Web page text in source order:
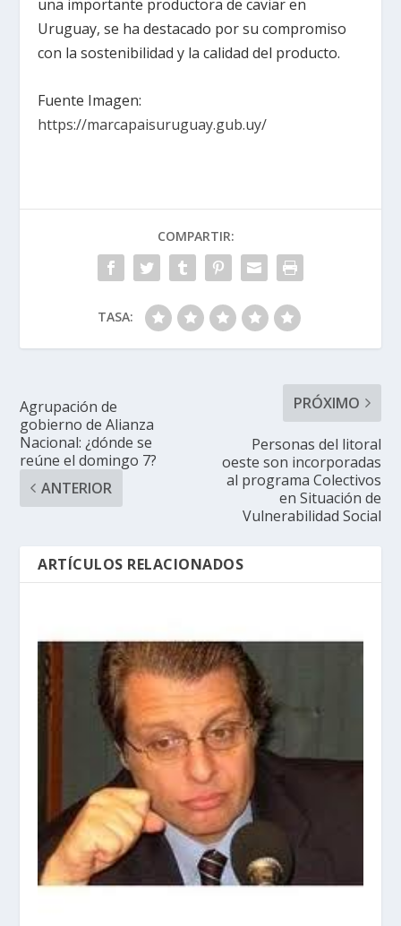
una importante productora de caviar en
Uruguay, se ha destacado por su compromiso
con la sostenibilidad y la calidad del producto.
Fuente Imagen:
https://marcapaisuruguay.gub.uy/
COMPARTIR:
TASA:
Agrupación de
gobierno de Alianza
Nacional: ¿dónde se
reúne el domingo 7?
ANTERIOR
PRÓXIMO
Personas del litoral
oeste son incorporadas
al programa Colectivos
en Situación de
Vulnerabilidad Social
ARTÍCULOS RELACIONADOS